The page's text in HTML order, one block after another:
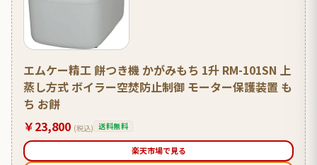
エムケー精工 餅つき機 かがみもち 1升 RM-101SN 上
蒸し方式 ボイラー空焚防止制御 モーター保護装置 も
ち お餅
￥23,800 (税込) 送料無料
楽天市場で見る